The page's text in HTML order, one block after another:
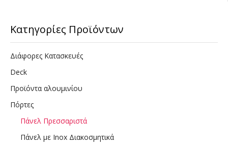
Κατηγορίες Προϊόντων
Διάφορες Κατασκευές
Deck
Προϊόντα αλουμινίου
Πόρτες
Πάνελ Πρεσσαριστά
Πάνελ με Inox Διακοσμητικά